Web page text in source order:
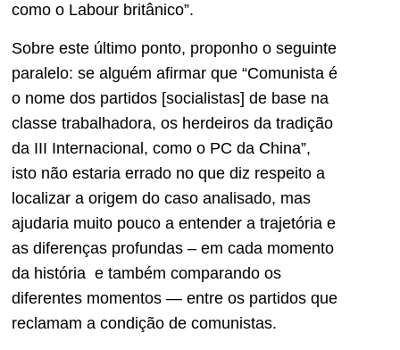
como o Labour britânico”.
Sobre este último ponto, proponho o seguinte
paralelo: se alguém afirmar que “Comunista é
o nome dos partidos [socialistas] de base na
classe trabalhadora, os herdeiros da tradição
da III Internacional, como o PC da China”,
isto não estaria errado no que diz respeito a
localizar a origem do caso analisado, mas
ajudaria muito pouco a entender a trajetória e
as diferenças profundas – em cada momento
da história e também comparando os
diferentes momentos — entre os partidos que
reclamam a condição de comunistas.